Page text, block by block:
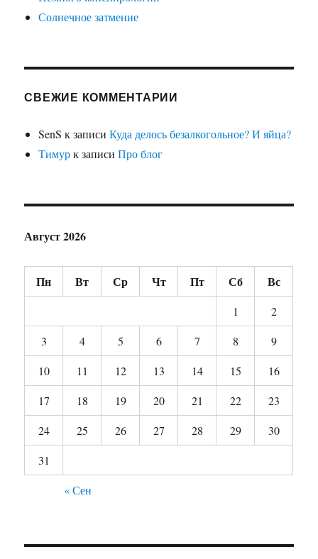
Солнечное затмение
СВЕЖИЕ КОММЕНТАРИИ
SenS к записиКуда делось безалкогольное? И яйца?
Тимурк записиПро блог
Август 2026
Пн Вт Ср Чт Пт Сб Вс
1
2
3
4 5 6 7 8
9
10
11 12 13 14 15
16
17
18 19 20 21 22
23
24
25 26 27 28 29
30
31
« Сен